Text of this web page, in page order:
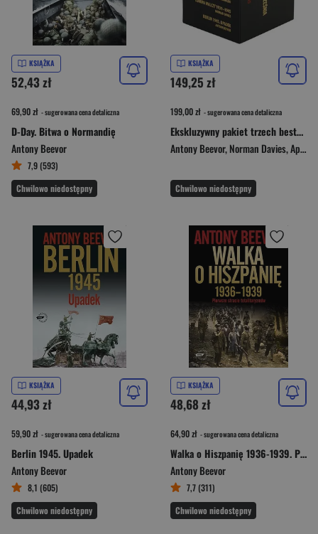
KSIĄŻKA
52,43 zł
69,90 zł - sugerowana cena detaliczna
D-Day. Bitwa o Normandię
Antony Beevor
7,9 (593)
Chwilowo niedostępny
KSIĄŻKA
149,25 zł
199,00 zł - sugerowana cena detaliczna
Ekskluzywny pakiet trzech bestsellerów historycznych
Antony Beevor,Norman Davies,Apoloniusz Zawilski
Chwilowo niedostępny
KSIĄŻKA
44,93 zł
59,90 zł - sugerowana cena detaliczna
Berlin 1945. Upadek
Antony Beevor
8,1 (605)
Chwilowo niedostępny
KSIĄŻKA
48,68 zł
64,90 zł - sugerowana cena detaliczna
Walka o Hiszpanię 1936-1939. Pierwsze starcie totalitaryzmów
Antony Beevor
7,7 (311)
Chwilowo niedostępny